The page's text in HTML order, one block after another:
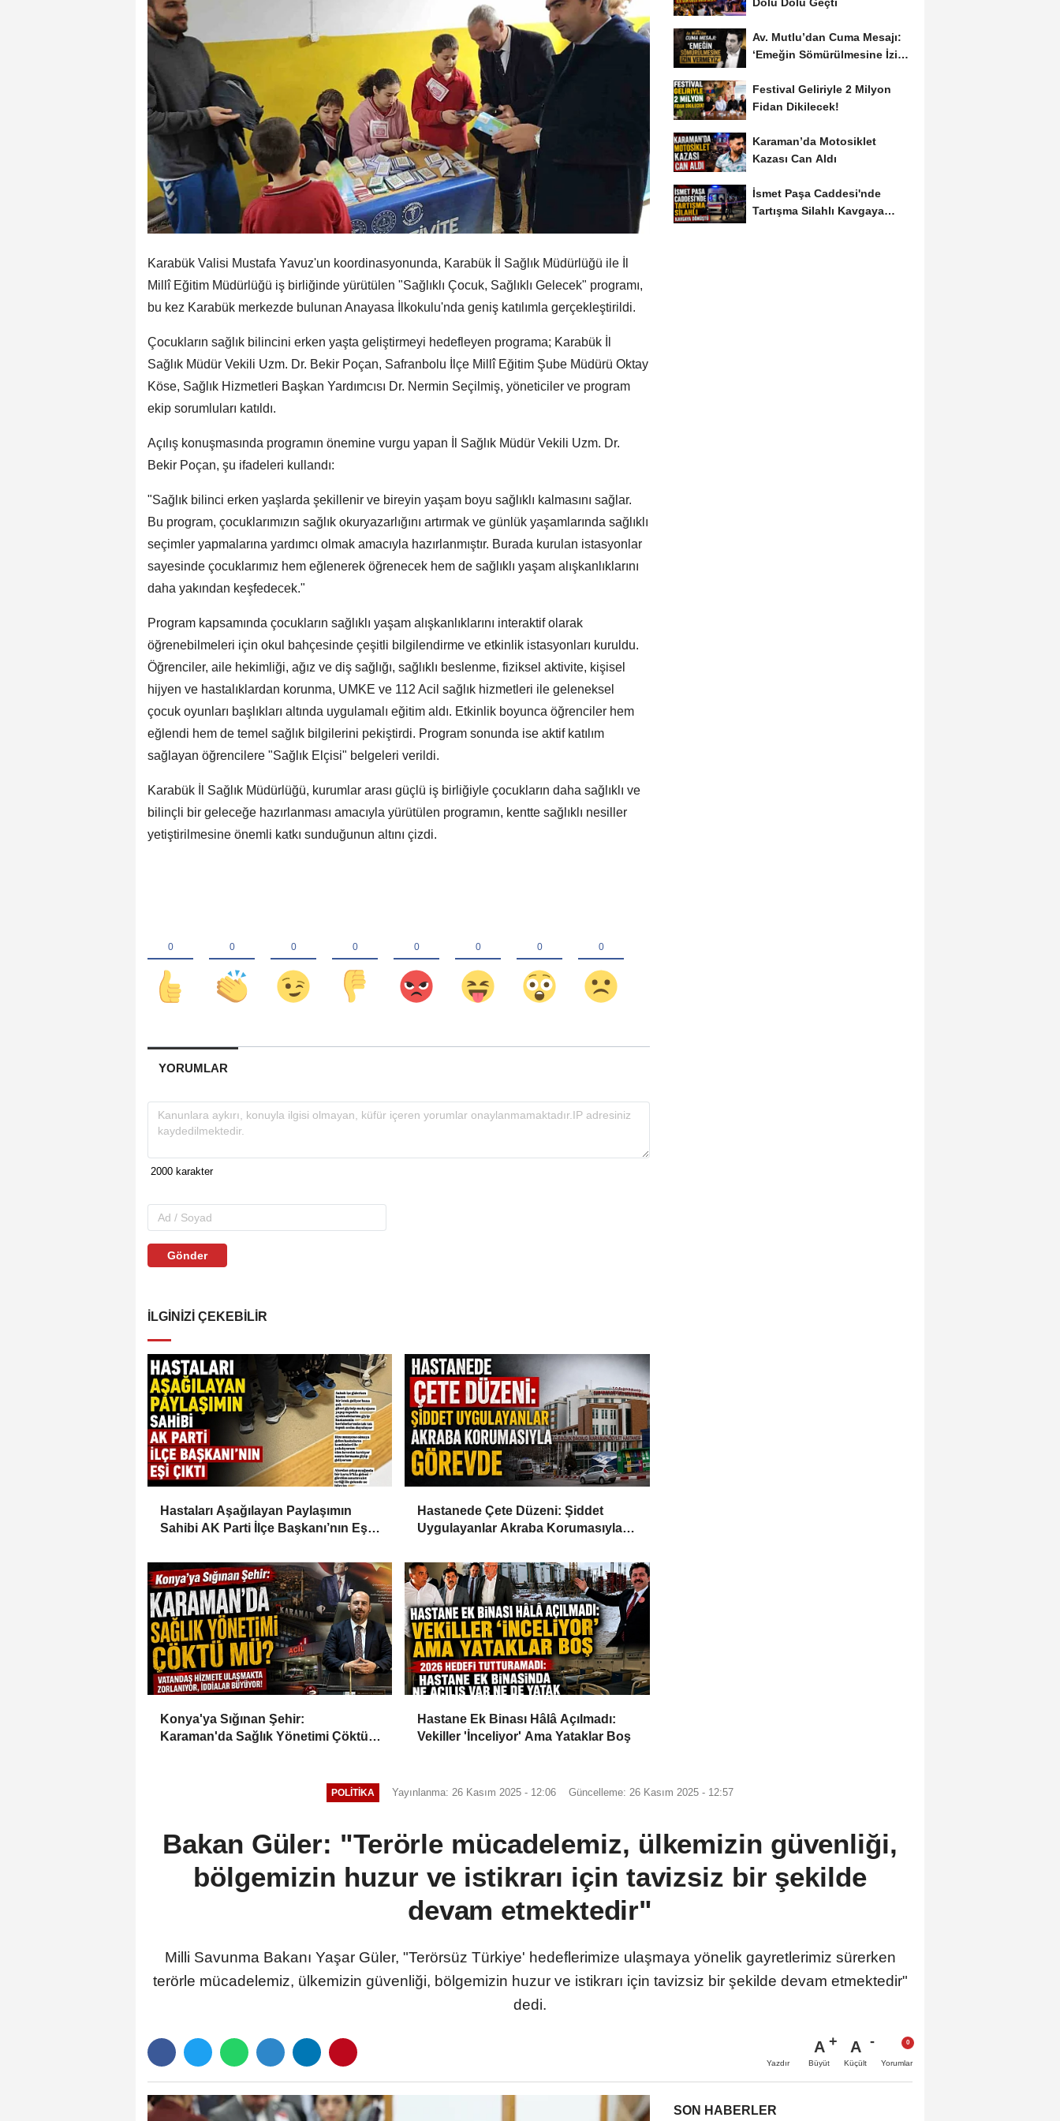
Karabük Valisi Mustafa Yavuz'un koordinasyonunda, Karabük İl Sağlık Müdürlüğü ile İl
Millî Eğitim Müdürlüğü iş birliğinde yürütülen "Sağlıklı Çocuk, Sağlıklı Gelecek" programı,
bu kez Karabük merkezde bulunan Anayasa İlkokulu'nda geniş katılımla gerçekleştirildi.
Çocukların sağlık bilincini erken yaşta geliştirmeyi hedefleyen programa; Karabük İl
Sağlık Müdür Vekili Uzm. Dr. Bekir Poçan, Safranbolu İlçe Millî Eğitim Şube Müdürü Oktay
Köse, Sağlık Hizmetleri Başkan Yardımcısı Dr. Nermin Seçilmiş, yöneticiler ve program
ekip sorumluları katıldı.
Açılış konuşmasında programın önemine vurgu yapan İl Sağlık Müdür Vekili Uzm. Dr.
Bekir Poçan, şu ifadeleri kullandı:
"Sağlık bilinci erken yaşlarda şekillenir ve bireyin yaşam boyu sağlıklı kalmasını sağlar.
Bu program, çocuklarımızın sağlık okuryazarlığını artırmak ve günlük yaşamlarında sağlıklı
seçimler yapmalarına yardımcı olmak amacıyla hazırlanmıştır. Burada kurulan istasyonlar
sayesinde çocuklarımız hem eğlenerek öğrenecek hem de sağlıklı yaşam alışkanlıklarını
daha yakından keşfedecek."
Program kapsamında çocukların sağlıklı yaşam alışkanlıklarını interaktif olarak
öğrenebilmeleri için okul bahçesinde çeşitli bilgilendirme ve etkinlik istasyonları kuruldu.
Öğrenciler, aile hekimliği, ağız ve diş sağlığı, sağlıklı beslenme, fiziksel aktivite, kişisel
hijyen ve hastalıklardan korunma, UMKE ve 112 Acil sağlık hizmetleri ile geleneksel
çocuk oyunları başlıkları altında uygulamalı eğitim aldı. Etkinlik boyunca öğrenciler hem
eğlendi hem de temel sağlık bilgilerini pekiştirdi. Program sonunda ise aktif katılım
sağlayan öğrencilere "Sağlık Elçisi" belgeleri verildi.
Karabük İl Sağlık Müdürlüğü, kurumlar arası güçlü iş birliğiyle çocukların daha sağlıklı ve
bilinçli bir geleceğe hazırlanması amacıyla yürütülen programın, kentte sağlıklı nesiller
yetiştirilmesine önemli katkı sunduğunun altını çizdi.
YORUMLAR
Gönder
İLGINIZI ÇEKEBILIR
Hastaları Aşağılayan Paylaşımın
Sahibi AK Parti İlçe Başkanı’nın Eşi
Hastanede Çete Düzeni: Şiddet
Uygulayanlar Akraba Korumasıyla
Konya'ya Sığınan Şehir:
Karaman'da Sağlık Yönetimi Çöktü
Hastane Ek Binası Hâlâ Açılmadı:
Vekiller 'İnceliyor' Ama Yataklar Boş
Dolu Dolu Geçti
Av. Mutlu’dan Cuma Mesajı:
‘Emeğin Sömürülmesine İzin
Festival Geliriyle 2 Milyon
Fidan Dikilecek!
Karaman’da Motosiklet
Kazası Can Aldı
İsmet Paşa Caddesi'nde
Tartışma Silahlı Kavgaya
POLITIKA Yayınlanma: 26 Kasım 2025 - 12:06 Güncelleme: 26 Kasım 2025 - 12:57
Bakan Güler: "Terörle mücadelemiz, ülkemizin güvenliği,
bölgemizin huzur ve istikrarı için tavizsiz bir şekilde
devam etmektedir"
Milli Savunma Bakanı Yaşar Güler, "Terörsüz Türkiye' hedeflerimize ulaşmaya yönelik gayretlerimiz sürerken
terörle mücadelemiz, ülkemizin güvenliği, bölgemizin huzur ve istikrarı için tavizsiz bir şekilde devam etmektedir"
dedi.
Yazdır
A
Büyüt
A
Küçült Yorumlar
SON HABERLER